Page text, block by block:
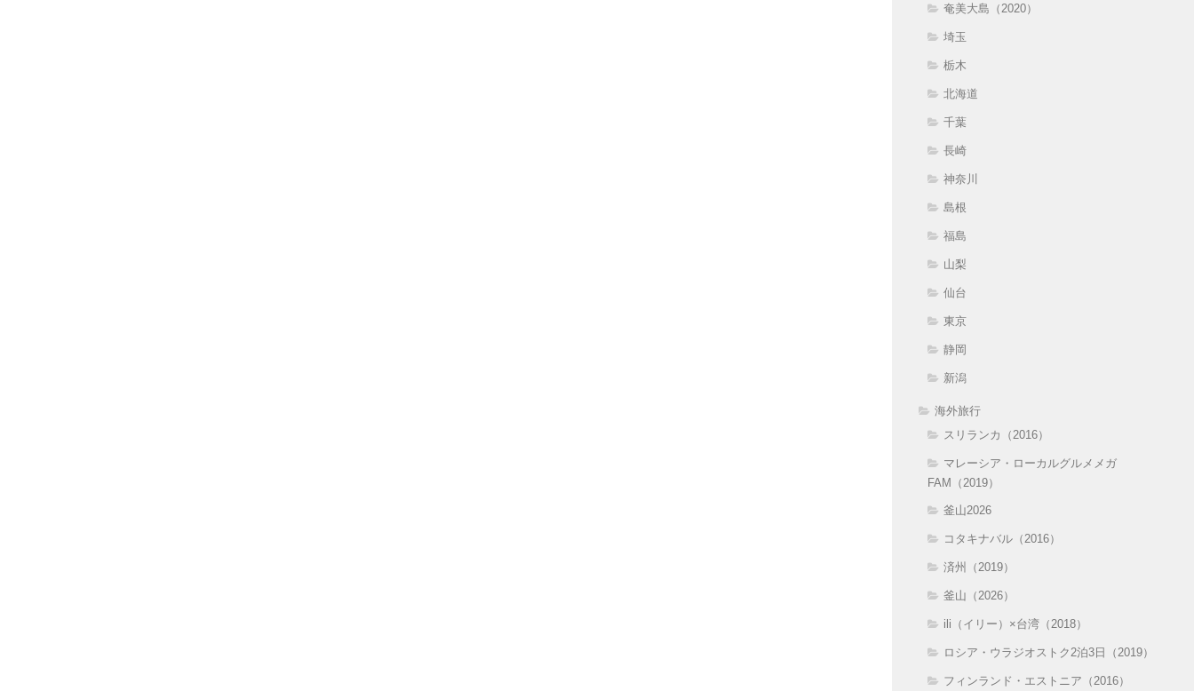
奄美大島（2020）
埼玉
栃木
北海道
千葉
長崎
神奈川
島根
福島
山梨
仙台
東京
静岡
新潟
海外旅行
スリランカ（2016）
マレーシア・ローカルグルメメガ
FAM（2019）
釜山2026
コタキナバル（2016）
済州（2019）
釜山（2026）
ili（イリー）×台湾（2018）
ロシア・ウラジオストク2泊3日（2019）
フィンランド・エストニア（2016）